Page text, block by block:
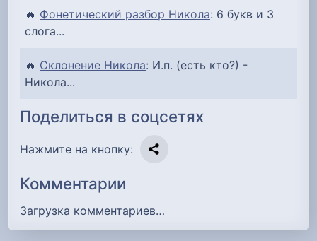
🔥 Фонетический разбор Никола: 6 букв и 3
слога...
🔥 Склонение Никола: И.п. (есть кто?) -
Никола...
Поделиться в соцсетях
Нажмите на кнопку:
Комментарии
Загрузка комментариев…